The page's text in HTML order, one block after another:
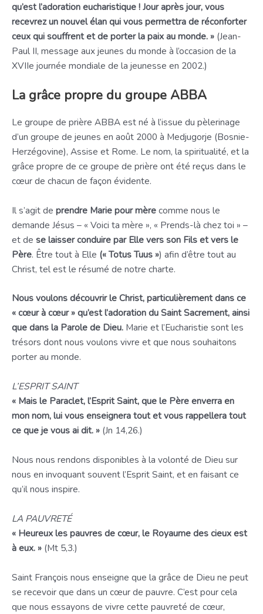
qu’est l’adoration eucharistique ! Jour après jour, vous
recevrez un nouvel élan qui vous permettra de réconforter
ceux qui souffrent et de porter la paix au monde. » (Jean-
Paul II, message aux jeunes du monde à l’occasion de la
XVIIe journée mondiale de la jeunesse en 2002.)
La grâce propre du groupe ABBA
Le groupe de prière ABBA est né à l’issue du pèlerinage
d’un groupe de jeunes en août 2000 à Medjugorje (Bosnie-
Herzégovine), Assise et Rome. Le nom, la spiritualité, et la
grâce propre de ce groupe de prière ont été reçus dans le
cœur de chacun de façon évidente.
Il s’agit de prendre Marie pour mèrecomme nous le
demande Jésus – « Voici ta mère », « Prends-là chez toi » –
et de se laisser conduire par Elle vers son Fils et vers le
Père. Être tout à Elle (« Totus Tuus ») afin d’être tout au
Christ, tel est le résumé de notre charte.
Nous voulons découvrir le Christ, particulièrement dans ce
« cœur à cœur » qu’est l’adoration du Saint Sacrement, ainsi
que dans la Parole de Dieu. Marie et l’Eucharistie sont les
trésors dont nous voulons vivre et que nous souhaitons
porter au monde.
L’ESPRIT SAINT
« Mais le Paraclet, l’Esprit Saint, que le Père enverra en
mon nom, lui vous enseignera tout et vous rappellera tout
ce que je vous ai dit. » (Jn 14,26.)
Nous nous rendons disponibles à la volonté de Dieu sur
nous en invoquant souvent l’Esprit Saint, et en faisant ce
qu’il nous inspire.
LA PAUVRETÉ
« Heureux les pauvres de cœur, le Royaume des cieux est
à eux. » (Mt 5,3.)
Saint François nous enseigne que la grâce de Dieu ne peut
se recevoir que dans un cœur de pauvre. C’est pour cela
que nous essayons de vivre cette pauvreté de cœur,